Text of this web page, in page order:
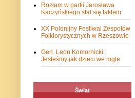
Rozłam w partii Jarosława
Kaczyńskiego stał się faktem
XX Polonijny Festiwal Zespołów
Folklorystycznych w Rzeszowie
Gen. Leon Komornicki:
Jesteśmy jak dzieci we mgle
Świat